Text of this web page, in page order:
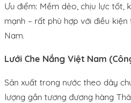
Ưu điểm: Mềm dẻo, chịu lực tốt,
mạnh – rất phù hợp với điều
Nam.
Lưới Che Nắng Việt Nam
Sản xuất trong nước theo dây
lượng gần tương đương hàng